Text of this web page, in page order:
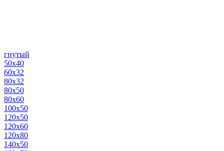
гнутый
50х40
60х32
80х32
80х50
80х60
100х50
120х50
120х60
120х80
140х50